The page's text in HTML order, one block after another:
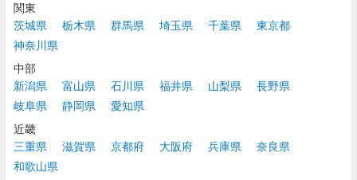
関東
茨城県
栃木県 群馬県 埼玉県 千葉県
東京都
神奈川県
中部
新潟県
富山県 石川県 福井県 山梨県
長野県
岐阜県
静岡県
愛知県
近畿
三重県
滋賀県 京都府 大阪府 兵庫県
奈良県
和歌山県